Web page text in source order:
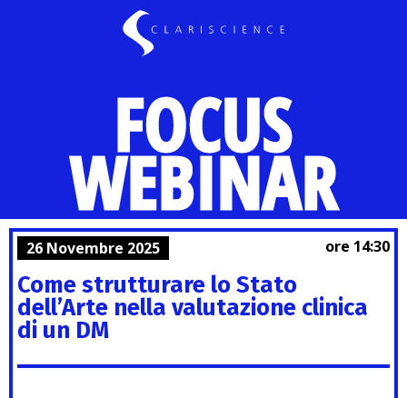
FOCUS
WEBINAR
26 Novembre 2025 ore 14:30
Come strutturare lo Stato
dell’Arte nella valutazione clinica
di un DM